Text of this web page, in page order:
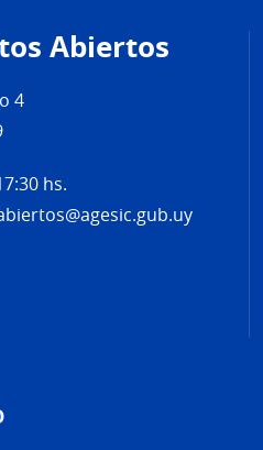
Abiertos
4
hs.